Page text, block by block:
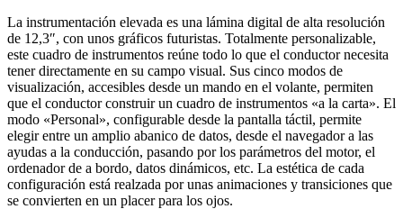
La instrumentación elevada es una lámina digital de alta resolución
de 12,3″, con unos gráficos futuristas. Totalmente personalizable,
este cuadro de instrumentos reúne todo lo que el conductor necesita
tener directamente en su campo visual. Sus cinco modos de
visualización, accesibles desde un mando en el volante, permiten
que el conductor construir un cuadro de instrumentos «a la carta». El
modo «Personal», configurable desde la pantalla táctil, permite
elegir entre un amplio abanico de datos, desde el navegador a las
ayudas a la conducción, pasando por los parámetros del motor, el
ordenador de a bordo, datos dinámicos, etc. La estética de cada
configuración está realzada por unas animaciones y transiciones que
se convierten en un placer para los ojos.